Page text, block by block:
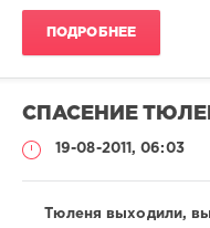
ПОДРОБНЕЕ
СПАСЕНИЕ
19-08-2011, 06:03
Подводный
Тюленя выходили,